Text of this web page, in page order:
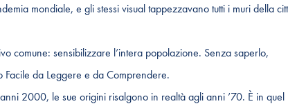
mondiale, e gli stessi visual tappezzavano tutti i muri della
comune: sensibilizzare l’intera popolazione. Senza saperlo,
Facile da Leggere e da Comprendere.
2000, le sue origini risalgono in realtà agli anni ’70. È in quel